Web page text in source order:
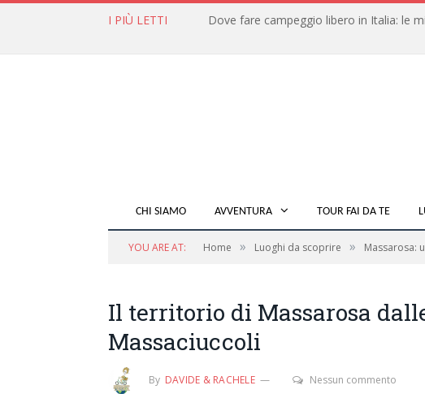
I PIÙ LETTI
CHI SIAMO AVVENTURA TOUR FAI DA TE
YOU ARE AT: Home » Luoghi da scoprire » Massarosa:
Il territorio di Massarosa
Massaciuccoli
By DAVIDE & RACHELE Nessun commento